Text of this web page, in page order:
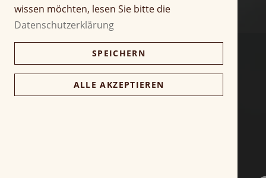
B
i
l
g
l
wissen möchten, lesen Sie bitte die
Datenschutzerklärung
SPEICHERN
ALLE AKZEPTIEREN